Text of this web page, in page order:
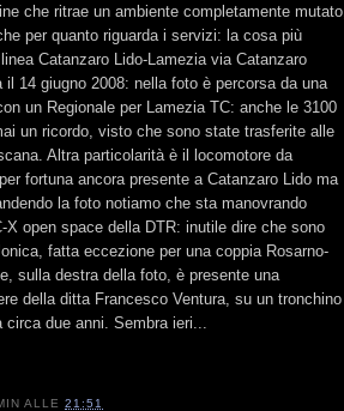
che ritrae un ambiente completamente mutato,
per quanto riguarda i servizi: la cosa più
Catanzaro Lido-Lamezia via Catanzaro
14 giugno 2008: nella foto è percorsa da una
un Regionale per Lamezia TC: anche le 3100
un ricordo, visto che sono state trasferite alle
Altra particolarità è il locomotore da
fortuna ancora presente a Catanzaro Lido ma
la foto notiamo che sta manovrando
X open space della DTR: inutile dire che sono
fatta eccezione per una coppia Rosarno-
sulla destra della foto, è presente una
della ditta Francesco Ventura, su un tronchino
due anni. Sembra ieri...
ALLE21:51